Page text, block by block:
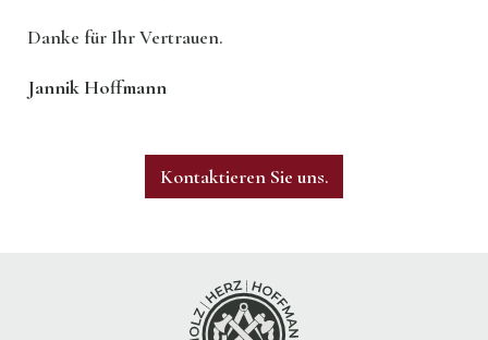
Danke für Ihr Vertrauen.
Jannik Hoffmann
Kontaktieren Sie uns.